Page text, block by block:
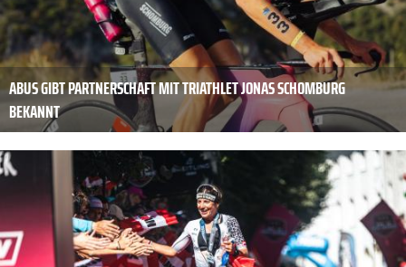
ABUS GIBT PARTNERSCHAFT MIT TRIATHLET JONAS SCHOMBURG
BEKANNT